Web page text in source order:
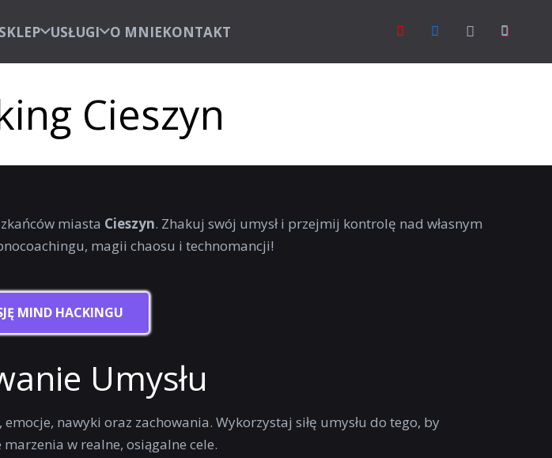
SKLEP USŁUGI O MNIEKONTAKT
Cieszyn
miasta Cieszyn. Zhakuj swój umysł i przejmij kontrolę nad własnym
magii chaosu i technomancji!
MIND HACKINGU
Umysłu
nawyki oraz zachowania. Wykorzystaj siłę umysłu do tego, by
w realne, osiągalne cele.